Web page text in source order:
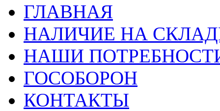
ГЛАВНАЯ
НАЛИЧИЕ НА
НАШИ
ГОСОБОРОН
КОНТАКТЫ